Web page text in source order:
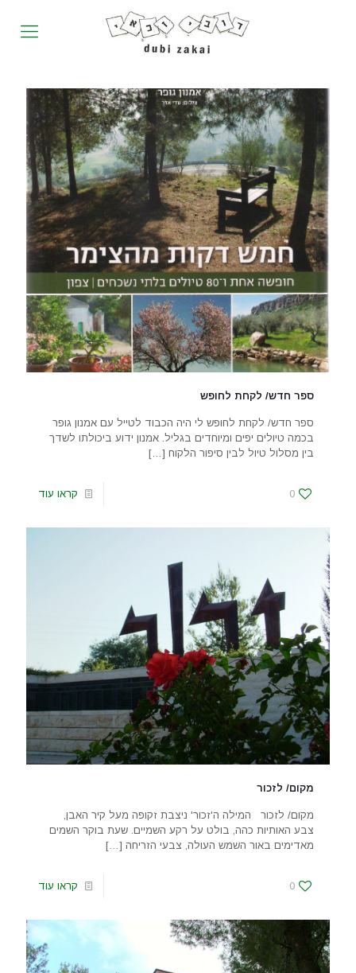
ספר חדש/ לקחת לחופש
ספר חדש/ לקחת לחופש לי היה הכבוד לטייל עם אמנון גופר
בכמה טיולים יפים ומיוחדים בגליל. אמנון ידוע ביכולתו לשדך
בין מסלול טיול לבין סיפור הלקוח […]
0 קראו עוד
מקום/ לזכור
מקום/ לזכור המילה ה'זכור' ניצבת זקופה מעל קיר האבן,
צבע האותיות כהה, בולט על רקע השמיים. שעת בוקר השמים
מאדימים באור השמש העולה, צבעי הזריחה […]
0 קראו עוד